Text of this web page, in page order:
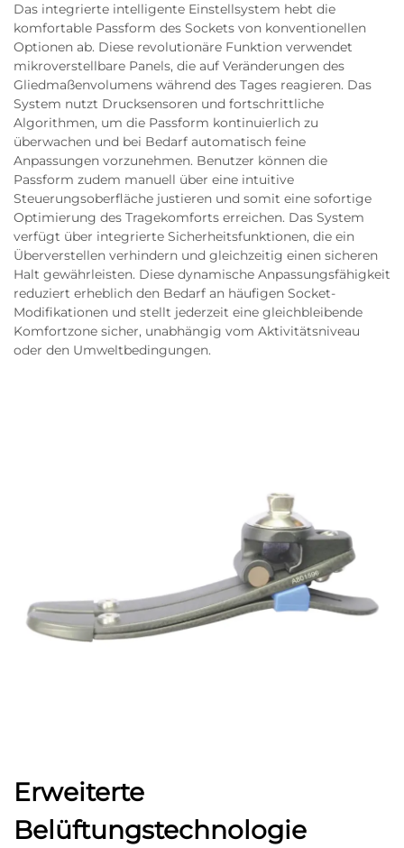
Das integrierte intelligente Einstellsystem hebt die
komfortable Passform des Sockets von konventionellen
Optionen ab. Diese revolutionäre Funktion verwendet
mikroverstellbare Panels, die auf Veränderungen des
Gliedmaßenvolumens während des Tages reagieren. Das
System nutzt Drucksensoren und fortschrittliche
Algorithmen, um die Passform kontinuierlich zu
überwachen und bei Bedarf automatisch feine
Anpassungen vorzunehmen. Benutzer können die
Passform zudem manuell über eine intuitive
Steuerungsoberfläche justieren und somit eine sofortige
Optimierung des Tragekomforts erreichen. Das System
verfügt über integrierte Sicherheitsfunktionen, die ein
Überverstellen verhindern und gleichzeitig einen sicheren
Halt gewährleisten. Diese dynamische Anpassungsfähigkeit
reduziert erheblich den Bedarf an häufigen Socket-
Modifikationen und stellt jederzeit eine gleichbleibende
Komfortzone sicher, unabhängig vom Aktivitätsniveau
oder den Umweltbedingungen.
Erweiterte
Belüftungstechnologie